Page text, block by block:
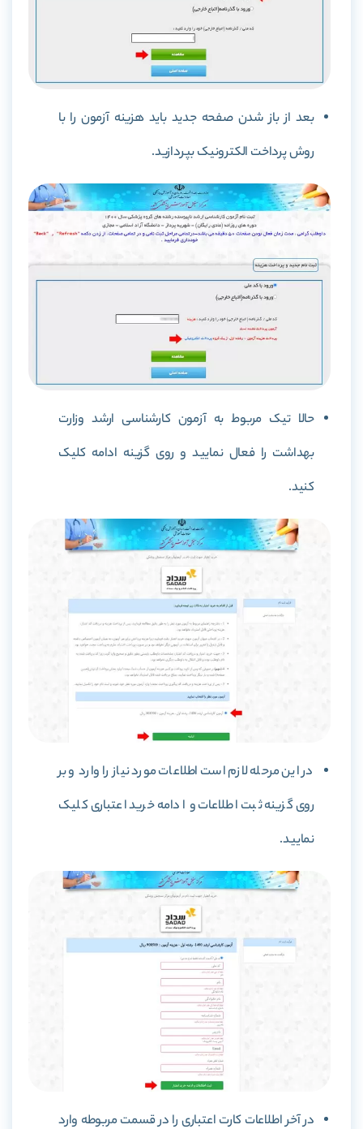
بعد از باز شدن صفحه جدید باید هزینه آزمون را با
روش پرداخت الکترونیک بپردازید.
حالا تیک مربوط به آزمون کارشناسی ارشد وزارت
بهداشت را فعال نمایید و روی گزینه ادامه کلیک
کنید.
در این مرحله لازم است اطلاعات مورد نیاز را وارد و بر
روی گزینه ثبت اطلاعات و ادامه خرید اعتباری کلیک
نمایید.
در آخر اطلاعات کارت اعتباری را در قسمت مربوطه وارد